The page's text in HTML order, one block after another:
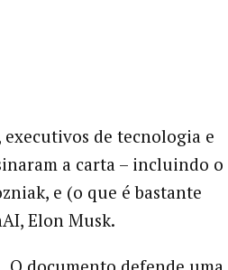
executivos de tecnologia e
a carta – incluindo o
e (o que é bastante
Elon Musk.